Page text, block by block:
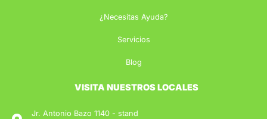
m
l
¿Necesitas Ayuda?
Servicios
Blog
VISITA NUESTROS LOCALES
Jr. Antonio Bazo 1140 - stand